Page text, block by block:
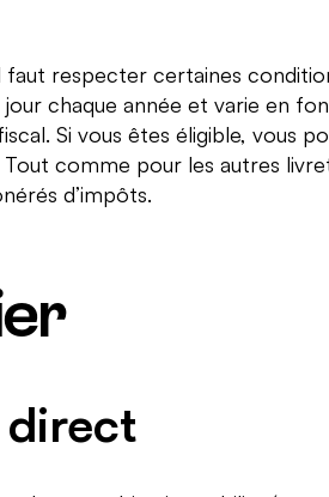
faut respecter certaines
chaque année et varie en
Si vous êtes éligible, vous
Tout comme pour les autres
d’impôts.
direct